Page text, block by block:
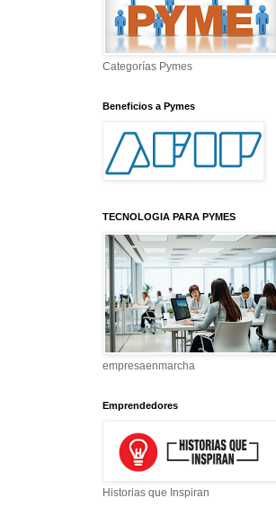
Categorías Pymes
Beneficios a Pymes
TECNOLOGIA PARA PYMES
empresaenmarcha
Emprendedores
Historias que Inspiran